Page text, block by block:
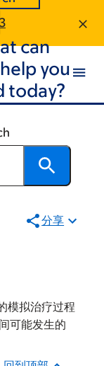
can
you
today?
分享
模拟治疗过程
可能发生的